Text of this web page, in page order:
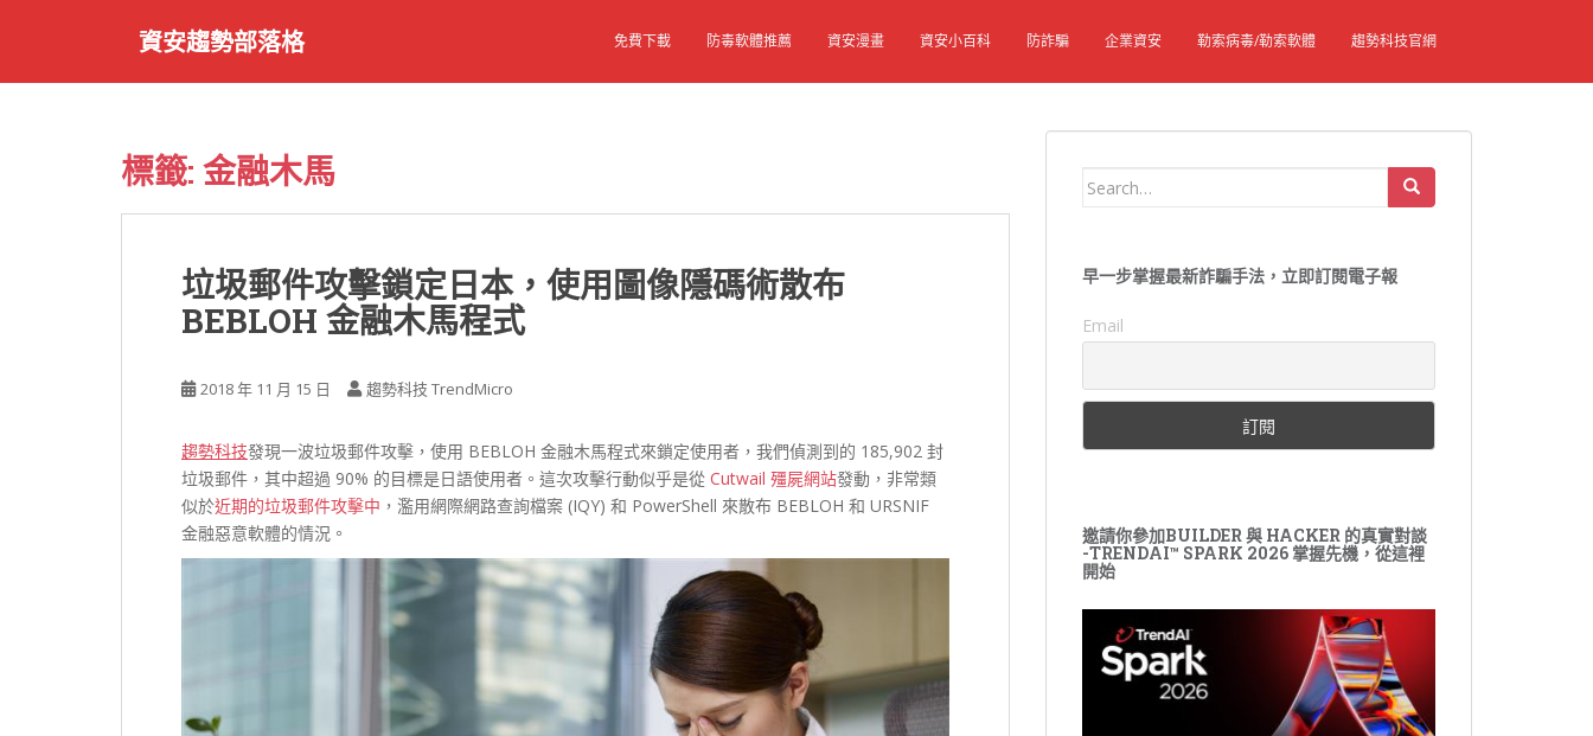
資安趨勢部落格 免費下載 防毒軟體推薦 資安漫畫 資安小百科 防詐騙 企業資安 勒索病毒/勒索軟體 趨勢科技官網
標籤: 金融木馬
垃圾郵件攻擊鎖定日本，使用圖像隱碼術散布
BEBLOH 金融木馬程式
2018 年 11 月 15 日 趨勢科技 TrendMicro
趨勢科技發現一波垃圾郵件攻擊，使用 BEBLOH 金融木馬程式來鎖定使用者，我們偵測到的 185,902 封
垃圾郵件，其中超過 90% 的目標是日語使用者。這次攻擊行動似乎是從 Cutwail 殭屍網站發動，非常類
似於近期的垃圾郵件攻擊中 ，濫用網際網路查詢檔案 (IQY) 和 PowerShell 來散布 BEBLOH 和 URSNIF
金融惡意軟體的情況。
Search
早一步掌握最新詐騙手法，立即訂閱電子報
Email
邀請你參加BUILDER 與 HACKER 的真實對談
-TRENDAI™ SPARK 2026 掌握先機，從這裡
開始